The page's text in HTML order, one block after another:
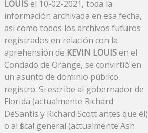
LOUISel 10-02-2021, toda la
información archivada en esa fecha,
así como todos los archivos futuros
registrados en relación con la
aprehensión de KEVIN LOUISen el
Condado de Orange, se convirtió en
un asunto de dominio público.
registro. Si escribe al gobernador de
Florida (actualmente Richard
DeSantis y Richard Scott antes que él)
o al fiscal general (actualmente Ash